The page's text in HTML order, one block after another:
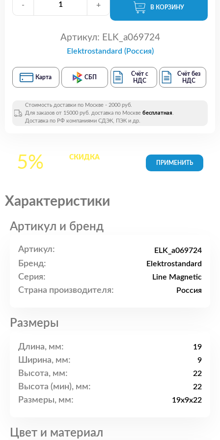
- + В КОРЗИНУ
Артикул: ELK_a069724
Elektrostandard (Россия)
Карта СБП
Счёт с
НДС
Счёт без
НДС
Стоимость доставки по Москве - 2000 руб.
Для заказов от 15000 руб. доставка по Москве бесплатная.
Доставка по РФ компаниями СДЭК, ПЭК и др.
5% СКИДКАна все
Характеристики
Артикул и бренд
Артикул: ELK_a069724
Бренд: Elektrostandard
Серия: Line Magnetic
Страна производителя: Россия
Размеры
Длина, мм: 19
Ширина, мм: 9
Высота, мм: 22
Высота (мин), мм: 22
Размеры, мм: 19x9x22
Цвет и материал